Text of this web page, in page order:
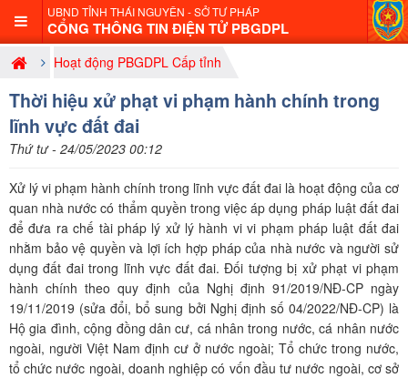
UBND TỈNH THÁI NGUYÊN - SỞ TƯ PHÁP
CỔNG THÔNG TIN ĐIỆN TỬ PBGDPL
Hoạt động PBGDPL Cấp tỉnh
Thời hiệu xử phạt vi phạm hành chính trong
lĩnh vực đất đai
Thứ tư - 24/05/2023 00:12
Xử lý vi phạm hành chính trong lĩnh vực đất đai là hoạt động của cơ
quan nhà nước có thẩm quyền trong việc áp dụng pháp luật đất đai
để đưa ra chế tài pháp lý xử lý hành vi vi phạm pháp luật đất đai
nhằm bảo vệ quyền và lợi ích hợp pháp của nhà nước và người sử
dụng đất đai trong lĩnh vực đất đai. Đối tượng bị xử phạt vi phạm
hành chính theo quy định của Nghị định 91/2019/NĐ-CP ngày
19/11/2019 (sửa đổi, bổ sung bởi Nghị định số 04/2022/NĐ-CP) là
Hộ gia đình, cộng đồng dân cư, cá nhân trong nước, cá nhân nước
ngoài, người Việt Nam định cư ở nước ngoài; Tổ chức trong nước,
tổ chức nước ngoài, doanh nghiệp có vốn đầu tư nước ngoài, cơ sở